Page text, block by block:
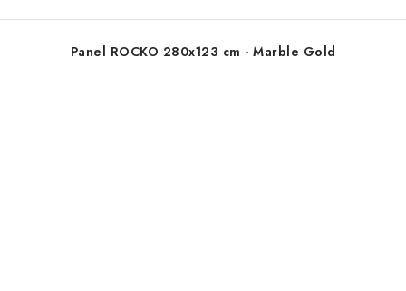
Panel ROCKO 280x123 cm - Marble Gold